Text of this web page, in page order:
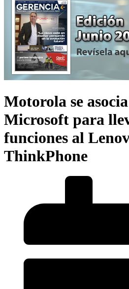
Motorola se
Microsoft para
funciones al
ThinkPhone